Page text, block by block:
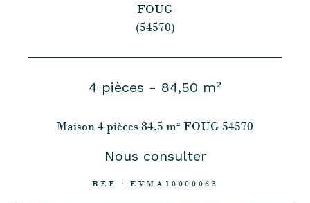
FOUG
(54570)
4 pièces - 84,50 m²
Maison 4 pièces 84,5 m² FOUG 54570
Nous consulter
REF : EVMA10000063